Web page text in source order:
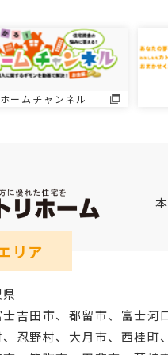
ームチャンネル
リア
士吉田市、 都留市、 富士河
忍野村、 大月市、西桂町